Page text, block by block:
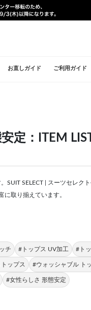
お直しガイド ご利用ガイド
定：ITEM
SUIT SELECT | スーツセレク
に取り揃えています。
チ #トップス UV加工 #ト
ップス #ウォッシャブル ト
#女性らしさ 形態安定